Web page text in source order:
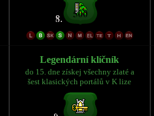
Legendární klíčník
do 15. dne získej všechny zlaté a
šest klasických portálů v K lize